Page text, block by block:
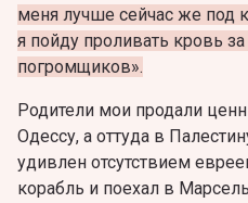
меня лучше сейчас же под
я пойду проливать кровь
погромщиков».
Родители мои продали
Одессу, а оттуда в
удивлен отсутствием
корабль и поехал в